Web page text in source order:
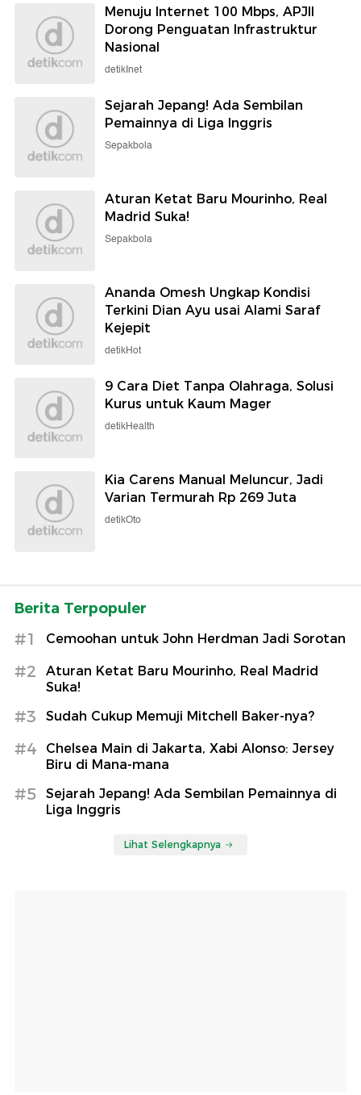
Menuju Internet 100 Mbps, APJII
Dorong Penguatan Infrastruktur
Nasional
detikInet
Sejarah Jepang! Ada Sembilan
Pemainnya di Liga Inggris
Sepakbola
Aturan Ketat Baru Mourinho, Real
Madrid Suka!
Sepakbola
Ananda Omesh Ungkap Kondisi
Terkini Dian Ayu usai Alami Saraf
Kejepit
detikHot
9 Cara Diet Tanpa Olahraga, Solusi
Kurus untuk Kaum Mager
detikHealth
Kia Carens Manual Meluncur, Jadi
Varian Termurah Rp 269 Juta
detikOto
Berita Terpopuler
#1 Cemoohan untuk John Herdman Jadi Sorotan
#2
Aturan Ketat Baru Mourinho, Real Madrid
Suka!
#3 Sudah Cukup Memuji Mitchell Baker-nya?
#4
Chelsea Main di Jakarta, Xabi Alonso: Jersey
Biru di Mana-mana
#5
Sejarah Jepang! Ada Sembilan Pemainnya di
Liga Inggris
Lihat Selengkapnya